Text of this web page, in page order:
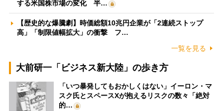
する米国株市場の変化 半…
【歴史的な爆騰劇】時価総額10兆円企業が「2連続ストップ
高」「制限値幅拡大」の衝撃 フ…
一覧を見る
大前研一「ビジネス新大陸」の歩き方
「いつ暴発してもおかしくはない」イーロン・マ
スク氏とスペースXが抱えるリスクの数々「絶対
的…